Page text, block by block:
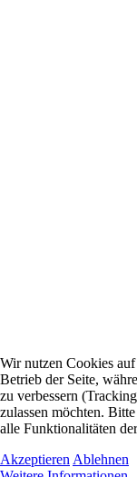
Wir nutzen Cookies
Betrieb der Seite,
zu verbessern
zulassen möchten.
alle Funktionalitäten
Akzeptieren Ablehnen